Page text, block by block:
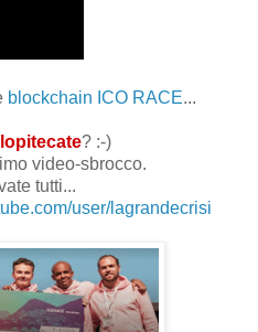
blockchain ICO RACE...
? :-)
video-sbrocco.
tutti...
user/lagrandecrisi